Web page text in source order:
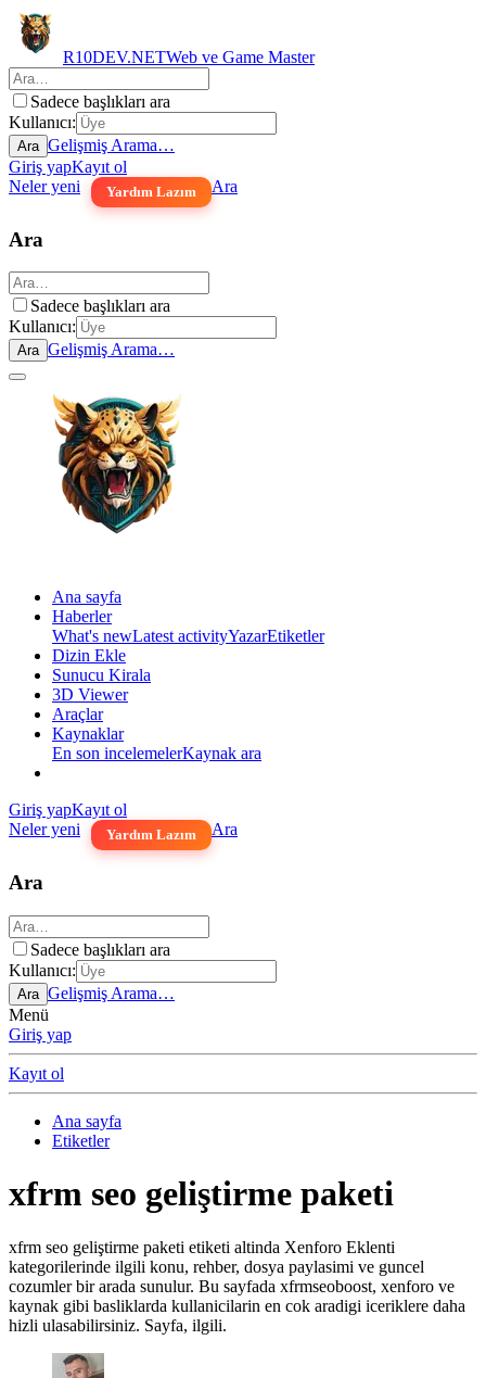
R10DEV.NETWeb ve Game Master
Sadece başlıkları ara
Kullanıcı:
Ara Gelişmiş Arama…
Giriş yapKayıt ol
Neler yeni
Yardım Lazım Ara
Ara
Sadece başlıkları ara
Kullanıcı:
Ara Gelişmiş Arama…
Ana sayfa
Haberler
What's newLatest activityYazarEtiketler
Dizin Ekle
Sunucu Kirala
3D Viewer
Araçlar
Kaynaklar
En son incelemelerKaynak ara
Giriş yapKayıt ol
Neler yeni
Yardım Lazım Ara
Ara
Sadece başlıkları ara
Kullanıcı:
Ara Gelişmiş Arama…
Menü
Giriş yap
Kayıt ol
Ana sayfa
Etiketler
xfrm seo geliştirme paketi
xfrm seo geliştirme paketi etiketi altinda Xenforo Eklenti
kategorilerinde ilgili konu, rehber, dosya paylasimi ve guncel
cozumler bir arada sunulur. Bu sayfada xfrmseoboost, xenforo ve
kaynak gibi basliklarda kullanicilarin en cok aradigi iceriklere daha
hizli ulasabilirsiniz. Sayfa, ilgili.